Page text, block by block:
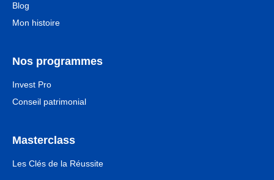
Blog
Mon histoire
Nos programmes
Invest Pro
Conseil patrimonial
Masterclass
Les Clés de la Réussite